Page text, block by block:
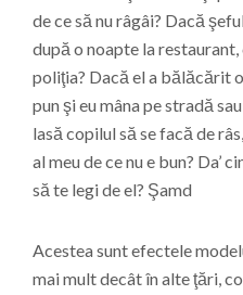
de ce să nu râgâi? Dacă
după o noapte la
poliţia? Dacă el a bălăcărit
pun şi eu mâna pe stradă
lasă copilul să se facă de
al meu de ce nu e bun? Da’
să te legi de el? Şamd
Acestea sunt efectele
mai mult decât în alte ţări,